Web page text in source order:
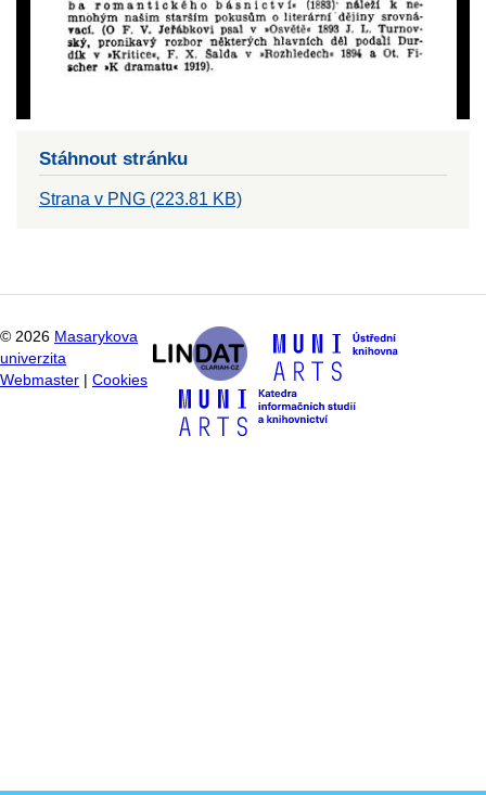
Stáhnout stránku
Strana v PNG (223.81 KB)
© 2026 Masarykova
univerzita
Webmaster
Cookies